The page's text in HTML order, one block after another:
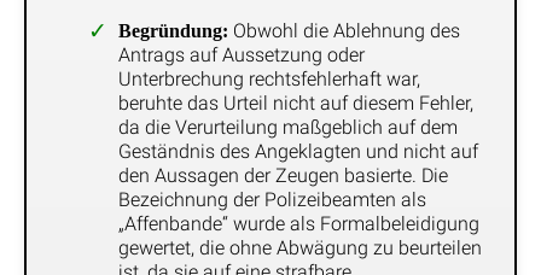
Begründung: Obwohl die Ablehnung des
Antrags auf Aussetzung oder
Unterbrechung rechtsfehlerhaft war,
beruhte das Urteil nicht auf diesem Fehler,
da die Verurteilung maßgeblich auf dem
Geständnis des Angeklagten und nicht auf
den Aussagen der Zeugen basierte. Die
Bezeichnung der Polizeibeamten als
„Affenbande“ wurde als Formalbeleidigung
gewertet, die ohne Abwägung zu beurteilen